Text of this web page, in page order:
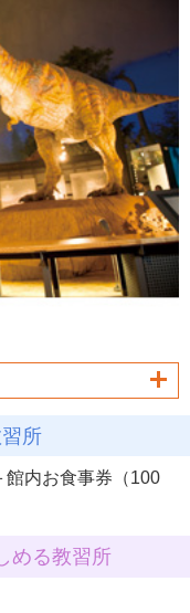
所
館内お食事券（100
める教習所